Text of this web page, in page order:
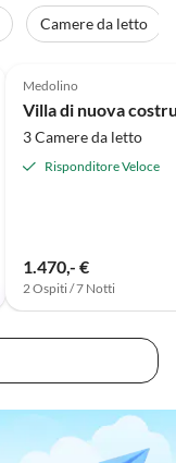
Camere da letto
Medolino
3 Camere da letto
Risponditore Veloce
1.470,- €
2 Ospiti / 7 Notti